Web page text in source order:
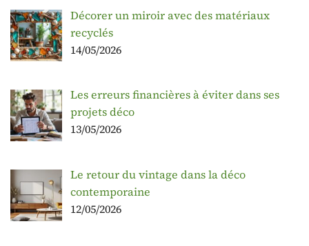
Décorer un miroir avec des matériaux
recyclés
14/05/2026
Les erreurs financières à éviter dans ses
projets déco
13/05/2026
Le retour du vintage dans la déco
contemporaine
12/05/2026